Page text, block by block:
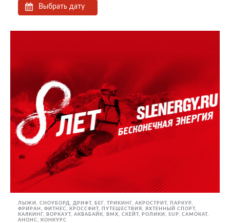
Выбрать дату
ЛЫЖИ, СНОУБОРД ДРИФТ БЕГ
ТРИКИНГ, АКРОСТРИТ, ПАРКУР,
ФРИРАН
ФИТНЕС, КРОССФИТ ПУТЕШЕСТВИЯ
ЯХТЕННЫЙ СПОРТ
КАЯКИНГ
ВОРКАУТ АКВАБАЙК BMX, СКЕЙТ, РОЛИКИ SUP
САМОКАТ
АНОНС
КОНКУРС